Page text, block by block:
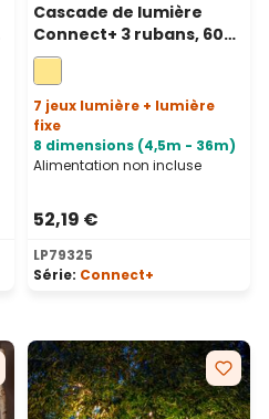
Cascade de lumière
Connect+ 3 rubans, 600
led blanc chaud, câble
transparent,
prolongeable
7 jeux lumière + lumière
fixe
8 dimensions (4,5m - 36m)
Alimentation non incluse
52,19 €
LP79325
Série: Connect+